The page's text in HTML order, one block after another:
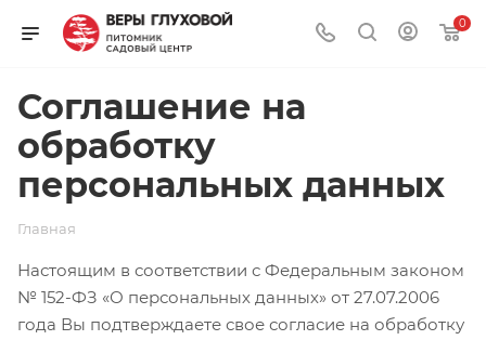
0
Соглашение на
обработку
персональных данных
Главная
Настоящим в соответствии с Федеральным законом
№ 152-ФЗ «О персональных данных» от 27.07.2006
года Вы подтверждаете свое согласие на обработку